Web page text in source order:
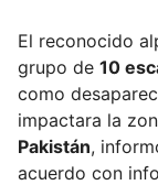
El reconocido
grupo de 10
como
impactara la
Pakistán,
acuerdo con